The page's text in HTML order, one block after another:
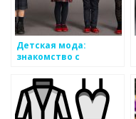
Детская мода:
знакомство с